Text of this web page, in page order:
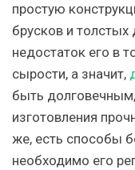
простую
брусков и
недостаток его в
сырости, а значит,
быть
изготовления
же, есть способы
необходимо его